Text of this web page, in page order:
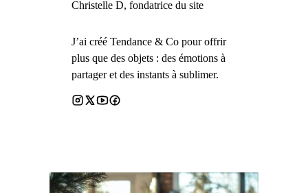
Christelle D, fondatrice du site
J’ai créé Tendance & Co pour offrir
plus que des objets : des émotions à
partager et des instants à sublimer.